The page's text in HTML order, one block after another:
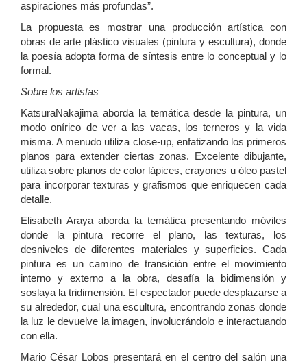
aspiraciones más profundas”.
La propuesta es mostrar una producción artística con
obras de arte plástico visuales (pintura y escultura), donde
la poesía adopta forma de síntesis entre lo conceptual y lo
formal.
Sobre los artistas
KatsuraNakajima aborda la temática desde la pintura, un
modo onírico de ver a las vacas, los terneros y la vida
misma. A menudo utiliza close-up, enfatizando los primeros
planos para extender ciertas zonas. Excelente dibujante,
utiliza sobre planos de color lápices, crayones u óleo pastel
para incorporar texturas y grafismos que enriquecen cada
detalle.
Elisabeth Araya aborda la temática presentando móviles
donde la pintura recorre el plano, las texturas, los
desniveles de diferentes materiales y superficies. Cada
pintura es un camino de transición entre el movimiento
interno y externo a la obra, desafía la bidimensión y
soslaya la tridimensión. El espectador puede desplazarse a
su alrededor, cual una escultura, encontrando zonas donde
la luz le devuelve la imagen, involucrándolo e interactuando
con ella.
Mario César Lobos presentará en el centro del salón una